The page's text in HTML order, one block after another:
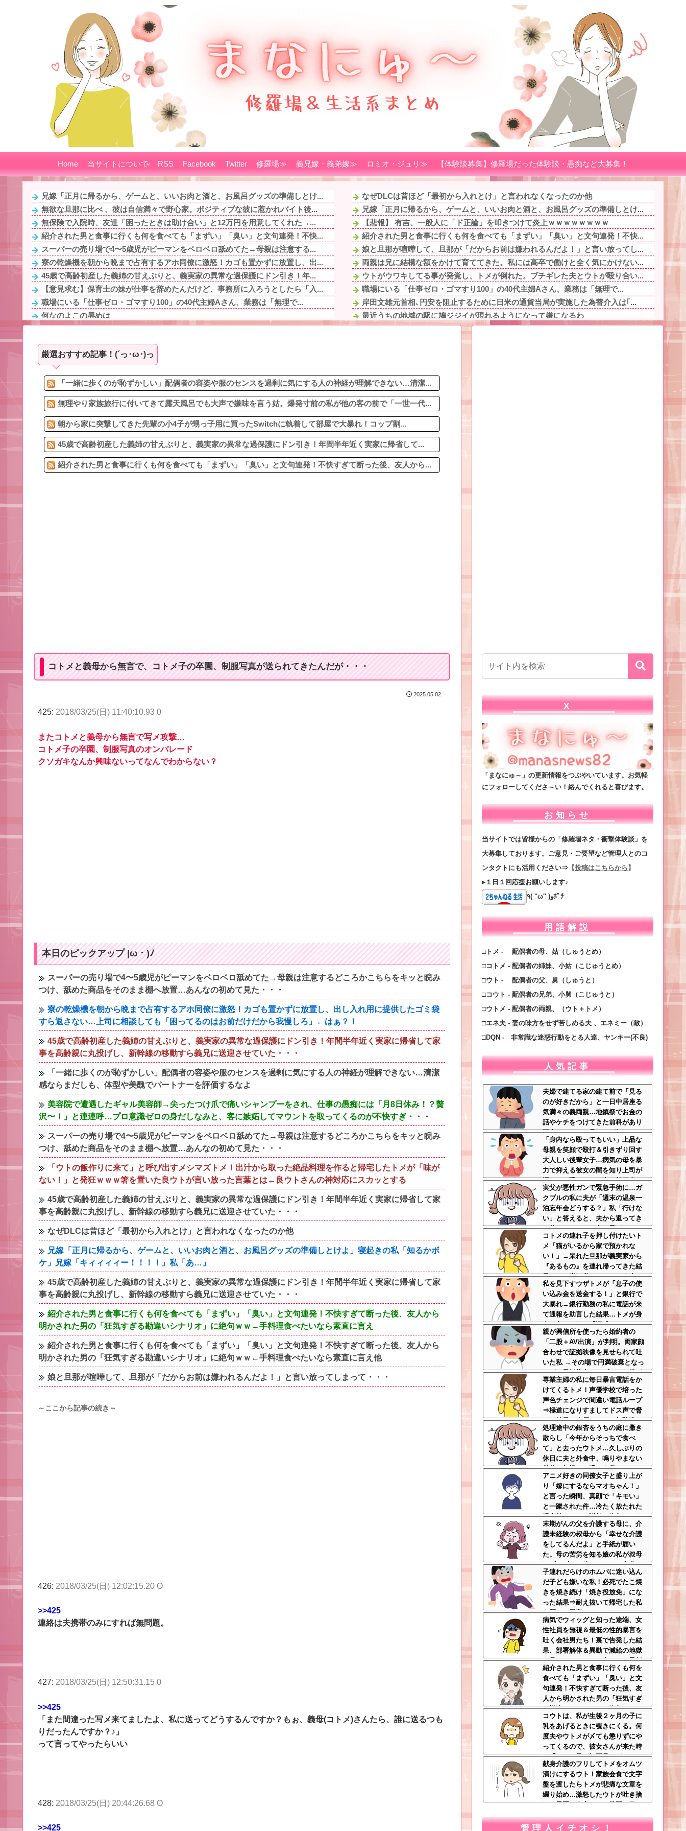
Home 当サイトについて RSS Facebook Twitter 修羅場≫ 義兄嫁・義弟嫁≫ ロミオ・ジュリ≫ 【体験談募集】修羅場だった体験談・愚痴など大募集！
兄嫁「正月に帰るから、ゲームと、いいお肉と酒と、お風呂グッズの準備しとけ...
無欲な旦那に比べ 、彼は自信満々で野心家。ポジティブな彼に惹かれバイト後...
無保険で入院時、友達「困ったときは助け合い」と12万円を用意してくれた→...
紹介された男と食事に行くも何を食べても「まずい」「臭い」と文句連発！不快...
スーパーの売り場で4〜5歳児がピーマンをベロベロ舐めてた→母親は注意する...
寮の乾燥機を朝から晩まで占有するアホ同僚に激怒！カゴも置かずに放置し、出...
45歳で高齢初産した義姉の甘えぶりと、義実家の異常な過保護にドン引き！年...
【意見求む】保育士の妹が仕事を辞めたんだけど、事務所に入ろうとしたら「入...
職場にいる「仕事ゼロ・ゴマすり100」の40代主婦Aさん、業務は「無理で...
何なのよこの辱めは
姉と叔父宅へ避難後、母になぜ私たちに厳しかったのか尋ねた。すると「本当は...
【ワロタ】ｴｾ不思議ちゃんこじらせて病んでる系に憧れてた時期に、路上で気...
3/4ネトゲで知り合った男の子が、会ったこともない顔も知らない私の事好き...
最近うちの地域の駅に鳩ジジイが現れるようになって嫌になるわ
なぜDLCは昔ほど「最初から入れとけ」と言われなくなったのか他
兄嫁「正月に帰るから、ゲームと、いいお肉と酒と、お風呂グッズの準備しとけ...
【悲報】 有吉、一般人に「ド正論」を叩きつけて炎上ｗｗｗｗｗｗｗｗ
紹介された男と食事に行くも何を食べても「まずい」「臭い」と文句連発！不快...
娘と旦那が喧嘩して、旦那が「だからお前は嫌われるんだよ！」と言い放ってし...
両親は兄に結構な額をかけて育ててきた。私には高卒で働けと全く気にかけない...
ウトがウワキしてる事が発覚し、トメが倒れた。ブチギレた夫とウトが殴り合い...
職場にいる「仕事ゼロ・ゴマすり100」の40代主婦Aさん、業務は「無理で...
岸田文雄元首相､円安を阻止するために日米の通貨当局が実施した為替介入は｢...
最近うちの地域の駅に鳩ジジイが現れるようになって嫌になるわ
【衝撃映像】かもしれない運転、限界突破してしまう・・・他
「何者にもなれなかった結果、○○するのは本当にやめた方がいい。それやって...
厳選おすすめ記事！(´っ･ω･)っ
「一緒に歩くのが恥ずかしい」配偶者の容姿や服のセンスを過剰に気にする人の神経が理解できない…清潔...
無理やり家族旅行に付いてきて露天風呂でも大声で嫌味を言う姑。爆発寸前の私が他の客の前で「一世一代...
朝から家に突撃してきた先輩の小4子が甥っ子用に買ったSwitchに執着して部屋で大暴れ！コップ割...
45歳で高齢初産した義姉の甘えぶりと、義実家の異常な過保護にドン引き！年間半年近く実家に帰省して...
紹介された男と食事に行くも何を食べても「まずい」「臭い」と文句連発！不快すぎて断った後、友人から...
コトメと義母から無言で、コトメ子の卒園、制服写真が送られてきたんだが・・・
2025.05.02
425: 2018/03/25(日) 11:40:10.93 0
またコトメと義母から無言で写メ攻撃…
コトメ子の卒園、制服写真のオンパレード
クソガキなんか興味ないってなんでわからない？
本日のピックアップ |ω・)ﾉ
スーパーの売り場で4〜5歳児がピーマンをベロベロ舐めてた→母親は注意するどころかこちらをキッと睨み
つけ、舐めた商品をそのまま棚へ放置…あんなの初めて見た・・・
寮の乾燥機を朝から晩まで占有するアホ同僚に激怒！カゴも置かずに放置し、出し入れ用に提供したゴミ袋
すら返さない…上司に相談しても「困ってるのはお前だけだから我慢しろ」←はぁ？！
45歳で高齢初産した義姉の甘えぶりと、義実家の異常な過保護にドン引き！年間半年近く実家に帰省して家
事を高齢親に丸投げし、新幹線の移動すら義兄に送迎させていた・・・
「一緒に歩くのが恥ずかしい」配偶者の容姿や服のセンスを過剰に気にする人の神経が理解できない…清潔
感ならまだしも、体型や美醜でパートナーを評価するなよ
美容院で遭遇したギャル美容師→尖ったつけ爪で痛いシャンプーをされ、仕事の愚痴には「月8日休み！？贅
沢〜！」と連連呼…プロ意識ゼロの身だしなみと、客に嫉妬してマウントを取ってくるのが不快すぎ・・・
スーパーの売り場で4〜5歳児がピーマンをベロベロ舐めてた→母親は注意するどころかこちらをキッと睨み
つけ、舐めた商品をそのまま棚へ放置…あんなの初めて見た・・・
「ウトの飯作りに来て」と呼び出すメシマズトメ！出汁から取った絶品料理を作ると帰宅したトメが「味が
ない！」と発狂ｗｗｗ箸を置いた良ウトが言い放った言葉とは←良ウトさんの神対応にスカッとする
45歳で高齢初産した義姉の甘えぶりと、義実家の異常な過保護にドン引き！年間半年近く実家に帰省して家
事を高齢親に丸投げし、新幹線の移動すら義兄に送迎させていた・・・
なぜDLCは昔ほど「最初から入れとけ」と言われなくなったのか他
兄嫁「正月に帰るから、ゲームと、いいお肉と酒と、お風呂グッズの準備しとけよ」寝起きの私「知るかボ
ケ」兄嫁「キィィィィー！！！！」私「あ…」
45歳で高齢初産した義姉の甘えぶりと、義実家の異常な過保護にドン引き！年間半年近く実家に帰省して家
事を高齢親に丸投げし、新幹線の移動すら義兄に送迎させていた・・・
紹介された男と食事に行くも何を食べても「まずい」「臭い」と文句連発！不快すぎて断った後、友人から
明かされた男の「狂気すぎる勘違いシナリオ」に絶句ｗｗ←手料理食べたいなら素直に言え
紹介された男と食事に行くも何を食べても「まずい」「臭い」と文句連発！不快すぎて断った後、友人から
明かされた男の「狂気すぎる勘違いシナリオ」に絶句ｗｗ←手料理食べたいなら素直に言え他
娘と旦那が喧嘩して、旦那が「だからお前は嫌われるんだよ！」と言い放ってしまって・・・
～ここから記事の続き～
426: 2018/03/25(日) 12:02:15.20 O
>>425
連絡は夫携帯のみにすれば無問題。
427: 2018/03/25(日) 12:50:31.15 0
>>425
「また間違った写メ来てましたよ、私に送ってどうするんですか？もぉ、義母(コトメ)さんたら、誰に送るつも
りだったんですか？♪」
って言ってやったらいい
428: 2018/03/25(日) 20:44:26.68 O
>>425
X
「まなにゅ～」の更新情報をつぶやいています。お気軽
にフォローしてくださ～い！絡んでくれると喜びます。
お知らせ
当サイトでは皆様からの「修羅場ネタ・衝撃体験談」を
大募集しております。ご意見・ご要望など管理人とのコ
ンタクトにも活用ください⇒ 【投稿はこちらから 】
▸１日１回応援お願いします♪
٩( ''ω'' )وﾎﾟﾁ
用語解説
□トメ - 配偶者の母、姑（しゅうとめ）
□コトメ - 配偶者の姉妹、小姑（こじゅうとめ）
□ウト - 配偶者の父、舅（しゅうと）
□コウト - 配偶者の兄弟、小舅（こじゅうと）
□ウトメ - 配偶者の両親、（ウト＋トメ）
□エネ夫 - 妻の味方をせず苦しめる夫 、エネミー（敵）
□DQN - 非常識な迷惑行動をとる人達、ヤンキー(不良)
人気記事
夫婦で建てる家の建て前で「見る
のが好きだから」と一日中居座る
気満々の義両親…地鎮祭でお金の
話やケチをつけてきた前科があり
不安しかない←見るのが好きとか
完全に野次馬の思考
「身内なら殴ってもいい」上品な
母親を笑顔で殴打＆引きずり回す
大人しい後輩女子…病気の母を暴
力で抑える彼女の闇を知り上司が
漏らした恐ろしい一言←第三者の
介入が必要だろ
実父が悪性ガンで緊急手術に…ガ
クブルの私に夫が「週末の温泉一
泊忘年会どうする？」私「行けな
い」と答えると、夫から返ってき
た信じられない一言←子どもたち
の方が何倍も常識的で泣ける
コトメの連れ子を押し付けたいト
メ「猫がいるから家で預かれな
い！」→呆れた旦那が義実家から
『あるもの』を連れ帰ってきた結
果…トメ半狂乱ｗｗｗ←そう来る
とは思わなかっただろトメ
私を見下すウザトメが「息子の使
い込み金を送金する！」と銀行で
大暴れ→銀行勤務の私に電話が来
て通報を助言した結果…トメが身
内に向けられた「疑惑」とは！？
←普段見下してる嫁に撃沈される
スタイル
親が興信所を使ったら婚約者の
「二股＋AV出演」が判明。両家顔
合わせで証拠映像を見せられて吐
いた私 →その場で円満破棄となっ
たが、元婚約者カップルから嫌が
らせが始まって・・・
専業主婦の私に毎日暴言電話をか
けてくるトメ！声優学校で培った
声色チェンジで間違い電話ループ
⇒極道になりすましてドス声で脅
した結果←声優スキルの無駄遣い
が最高すぎるｗｗｗ
処理途中の銀杏をうちの庭に撒き
散らし「今年からそっちで食べ
て」と去ったウトメ…久しぶりの
休日に夫と外食中、鳴りやまない
着信を無視して過ごす私←マナー
モードにして大正解すぎるｗｗｗ
アニメ好きの同僚女子と盛り上が
り「嫁にするならマオちゃん！」
と言った瞬間、真顔で「キモい」
と一蹴された件…冷たく放たれた
現実的すぎるお説教に絶句←オタ
クのノリをリアルで出すとそうな
る
末期がんの父を介護する母に、介
護未経験の叔母から「幸せな介護
をしてるんだよ」と手紙が届い
た。母の苦労を知る娘の私が叔母
にブチギレて放ちたかった言葉と
は…←無神経すぎて言葉を失うレ
ベル
子連れだらけのホムパに迷い込ん
だ子ども嫌いな私！必死でたこ焼
きを焼き続け「焼き役放免」にな
った結果⇒耐え抜いて帰宅した私
を襲った異変ｗｗｗ←ストレスで3
7.5度の熱が出るのは凄まじい
病気でウィッグと知った途端、女
性社員を無視＆最低の性的暴言を
吐く会社男たち！裏で告発した結
果、部署解体＆異動で減給の地獄
を見ることにｗｗ←人として最低
限の倫理観すら欠如してる
紹介された男と食事に行くも何を
食べても「まずい」「臭い」と文
句連発！不快すぎて断った後、友
人から明かされた男の「狂気すぎ
る勘違いシナリオ」に絶句ｗｗ←
手料理食べたいなら素直に言え
コウトは、私が生後２ヶ月の子に
乳をあげるときに覗きにくる。何
度夫やウトメが〆ても懲りずにや
ってくるので、彼女さんが来た時
に「コウト君が毎回見たがるのよ
～ｗ」と言うと、彼女さん鬼の形
相でコウトの元へｗ
献身介護のフリしてトメをオムツ
漬けにするウト！家族会食で文字
盤を渡したらトメが悲痛な文章を
綴り始め…激怒したウトが吐き捨
てた最悪の真実とは←世間の目し
管理人イチオシ！